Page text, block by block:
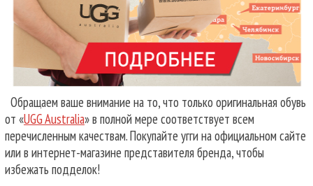
Обращаем ваше внимание на то, что только оригинальная обувь
от «UGG Australia» в полной мере соответствует всем
перечисленным качествам. Покупайте угги на официальном сайте
или в интернет-магазине представителя бренда, чтобы
избежать подделок!